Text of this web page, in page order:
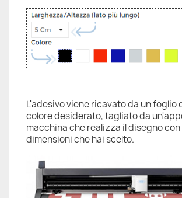
L'adesivo viene ricavato da un foglio
colore desiderato, tagliato da
macchina che realizza il disegno con
dimensioni che hai scelto.